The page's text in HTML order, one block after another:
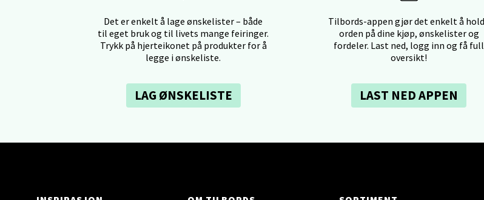
Det er enkelt å lage ønskelister – både
til eget bruk og til livets mange feiringer.
Trykk på hjerteikonet på produkter for å
legge i ønskeliste.
LAG ØNSKELISTE
Tilbords-appen gjør det enkelt å
orden på dine kjøp, ønskelister og
fordeler. Last ned, logg inn og få full
oversikt!
LAST NED APPEN
Åpent i dag 10-21
3 i butikk
Sortland - Sortland Storsenter